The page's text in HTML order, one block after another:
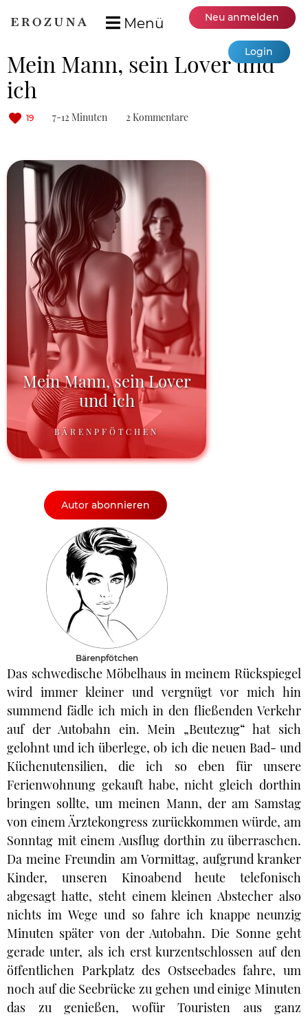
Menü Neu anmelden
Login
Mein Mann, sein Lover und
ich
19 7-12 Minuten 2 Kommentare
Mein Mann, sein Lover
und ich
BÄRENPFÖTCHEN
Autor abonnieren
Bärenpfötchen
Das schwedische Möbelhaus in meinem Rückspiegel
wird immer kleiner und vergnügt vor mich hin
summend fädle ich mich in den fließenden Verkehr
auf der Autobahn ein. Mein „Beutezug“ hat sich
gelohnt und ich überlege, ob ich die neuen Bad- und
Küchenutensilien, die ich so eben für unsere
Ferienwohnung gekauft habe, nicht gleich dorthin
bringen sollte, um meinen Mann, der am Samstag
von einem Ärztekongress zurückkommen würde, am
Sonntag mit einem Ausflug dorthin zu überraschen.
Da meine Freundin am Vormittag, aufgrund kranker
Kinder, unseren Kinoabend heute telefonisch
abgesagt hatte, steht einem kleinen Abstecher also
nichts im Wege und so fahre ich knappe neunzig
Minuten später von der Autobahn. Die Sonne geht
gerade unter, als ich erst kurzentschlossen auf den
öffentlichen Parkplatz des Ostseebades fahre, um
noch auf die Seebrücke zu gehen und einige Minuten
das zu genießen, wofür Touristen aus ganz